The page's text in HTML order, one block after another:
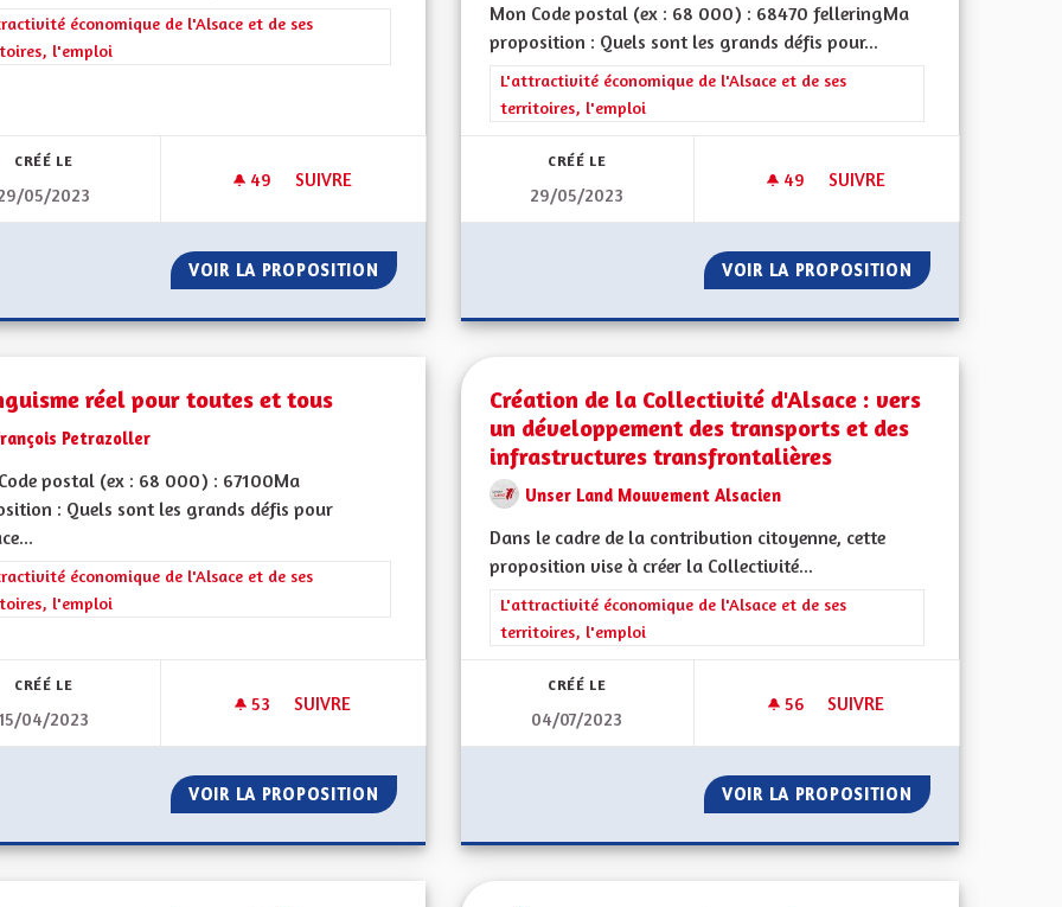
les résultats de la catégorie : L'attractivité économique de l'Alsace et de ses territoires, l'emploi
économique de l'Alsace et de ses
l'emploi
CRÉÉ LE
05/2023
49 49 ABONNÉS
SUIVRE
VOIR LA PROPOSITION ATOUTS ET HANDICAPS
Mon Code postal (ex : 68 000) : 68470 felleringMa
proposition : Quels sont les grands défis pour...
Filtrer les résultats de la catégorie : L'attractivité économique de l'Alsace
L'attractivité économique de l'Alsace et de ses
territoires, l'emploi
CRÉÉ LE
29/05/2023
49 49 ABONNÉS
SUIVRE
VOIR LA PROPOSITION AUTORISER À
réel pour toutes et tous
Petrazoller
postal (ex : 68 000) : 67100Ma
: Quels sont les grands défis pour
les résultats de la catégorie : L'attractivité économique de l'Alsace et de ses territoires, l'emploi
économique de l'Alsace et de ses
l'emploi
CRÉÉ LE
04/2023
53 53 ABONNÉS
SUIVRE
BILINGUISME RÉEL POUR TOUTES ET TOUS
VOIR LA PROPOSITION BILINGUISME RÉEL POUR TOUTES ET TOUS
Création de la Collectivité d'Alsace : vers
un développement des transports et des
infrastructures transfrontalières
Unser Land Mouvement Alsacien
Dans le cadre de la contribution citoyenne, cette
proposition vise à créer la Collectivité...
Filtrer les résultats de la catégorie : L'attractivité économique de l'Alsace
L'attractivité économique de l'Alsace et de ses
territoires, l'emploi
CRÉÉ LE
04/07/2023
56 56 ABONNÉS
SUIVRE
VOIR LA PROPOSITION CRÉATION DE